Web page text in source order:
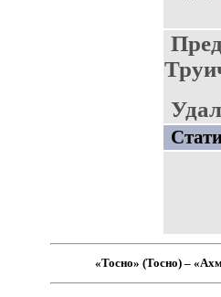
«Тосно» (Тосно) –